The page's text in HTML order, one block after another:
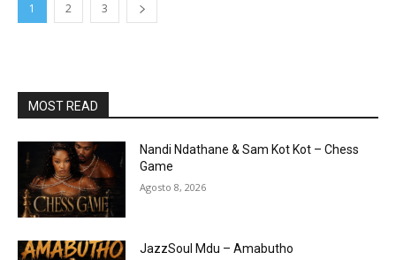
1 2 3
MOST READ
Nandi Ndathane & Sam Kot Kot – Chess
Game
Agosto 8, 2026
JazzSoul Mdu – Amabutho